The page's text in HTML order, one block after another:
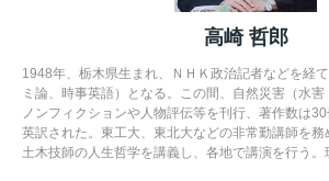
高崎 哲郎
1948年、栃木県生まれ、ＮＨＫ政治記者などを経
ミ論、時事英語）となる。この間、自然災害（水
ノンフィクションや人物評伝等を刊行、著作数は
英訳された。東工大、東北大などの非常勤講師を
土木技師の人生哲学を講義し、各地で講演を行う。